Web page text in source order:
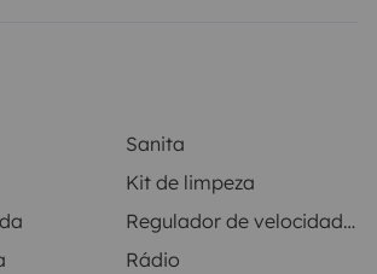
Sanita
Kit de limpeza
Regulador de velocidade / Cruise Control
Rádio